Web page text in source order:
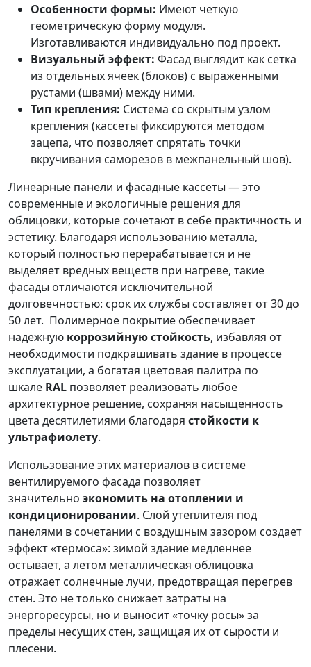
Особенности формы: Имеют четкую
геометрическую форму модуля.
Изготавливаются индивидуально под проект.
Визуальный эффект: Фасад выглядит как сетка
из отдельных ячеек (блоков) с выраженными
рустами (швами) между ними.
Тип крепления: Система со скрытым узлом
крепления (кассеты фиксируются методом
зацепа, что позволяет спрятать точки
вкручивания саморезов в межпанельный шов).
Линеарные панели и фасадные кассеты — это
современные и экологичные решения для
облицовки, которые сочетают в себе практичность и
эстетику. Благодаря использованию металла,
который полностью перерабатывается и не
выделяет вредных веществ при нагреве, такие
фасады отличаются исключительной
долговечностью: срок их службы составляет от 30 до
50 лет. Полимерное покрытие обеспечивает
надежную коррозийную стойкость, избавляя от
необходимости подкрашивать здание в процессе
эксплуатации, а богатая цветовая палитра по
шкале RAL позволяет реализовать любое
архитектурное решение, сохраняя насыщенность
цвета десятилетиями благодаря стойкости к
ультрафиолету.
Использование этих материалов в системе
вентилируемого фасада позволяет
значительно экономить на отоплении и
кондиционировании. Слой утеплителя под
панелями в сочетании с воздушным зазором создает
эффект «термоса»: зимой здание медленнее
остывает, а летом металлическая облицовка
отражает солнечные лучи, предотвращая перегрев
стен. Это не только снижает затраты на
энергоресурсы, но и выносит «точку росы» за
пределы несущих стен, защищая их от сырости и
плесени.